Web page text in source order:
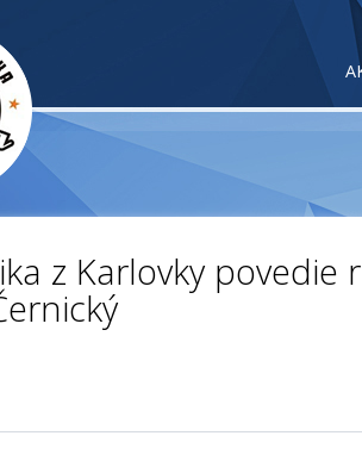
z Karlovky povedie